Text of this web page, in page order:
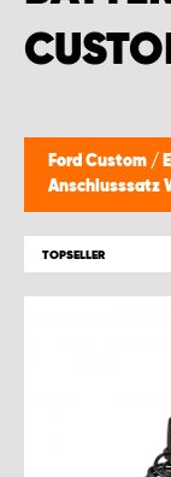
Ford Custom /
Anschlusssatz
TOPSELLER
WORK SYSTEM NAMEN
WORK SYSTEM WORK